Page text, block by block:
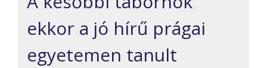
ekkor a jó hírű prágai
egyetemen tanult